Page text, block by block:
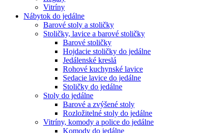
Vitríny
Nábytok do jedálne
Barové stoly a stoličky
Stoličky, lavice a barové stoličky
Barové stoličky
Hojdacie stoličky do jedálne
Jedálenské kreslá
Rohové kuchynské lavice
Sedacie lavice do jedálne
Stoličky do jedálne
Stoly do jedálne
Barové a zvýšené stoly
Rozložitelné stoly do jedálne
Vitríny, komody a police do jedálne
Komody do jedálne